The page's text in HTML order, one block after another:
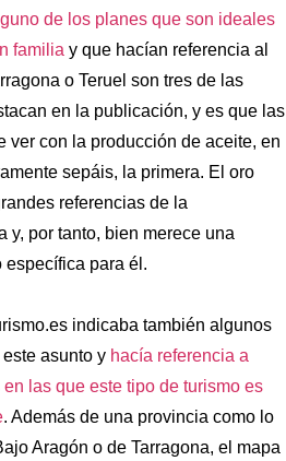
de los planes que son ideales
familia y que hacían referencia al
o Teruel son tres de las
en la publicación, y es que las
ver con la producción de aceite, en
sepáis, la primera. El oro
referencias de la
y, por tanto, bien merece una
específica para él.
indicaba también algunos
asunto y hacía referencia a
las que este tipo de turismo es
. Además de una provincia como lo
Aragón o de Tarragona, el mapa